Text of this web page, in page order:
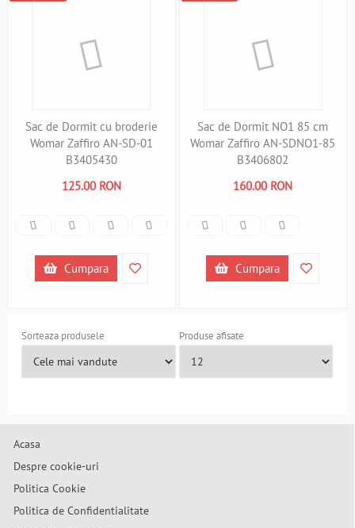
Sac de Dormit cu broderie
Womar Zaffiro AN-SD-01
B3405430
125.00 RON
Cumpara
Sac de Dormit NO1 85 cm
Womar Zaffiro AN-SDNO1-85
B3406802
160.00 RON
Cumpara
Sorteaza produsele Produse afisate
Acasa
Despre cookie-uri
Politica Cookie
Politica de Confidentialitate